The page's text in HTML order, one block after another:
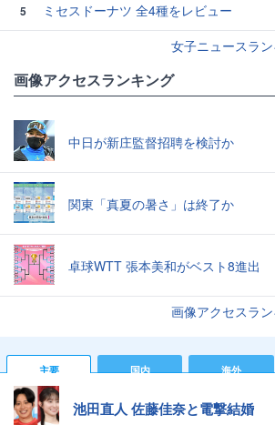
5
ミセスドーナツ 全4種をレビュー
女子ニュースラ
画像アクセスランキング
中日が新庄監督招聘を検討か
関東「真夏の暑さ」は終了か
卓球WTT 張本美和がベスト8進出
画像アクセスラ
主要 国内 海外
池田直人 佐藤佳奈と電撃結婚